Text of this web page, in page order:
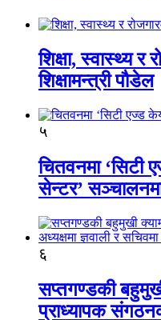
शिक्षा, स्वास्थ्य र
शिक्षामन्त्री पौडेल
५
चितवनमा ‘सिटी
सेन्टर’
६
सप्तगण्डकी
प्राध्यापक